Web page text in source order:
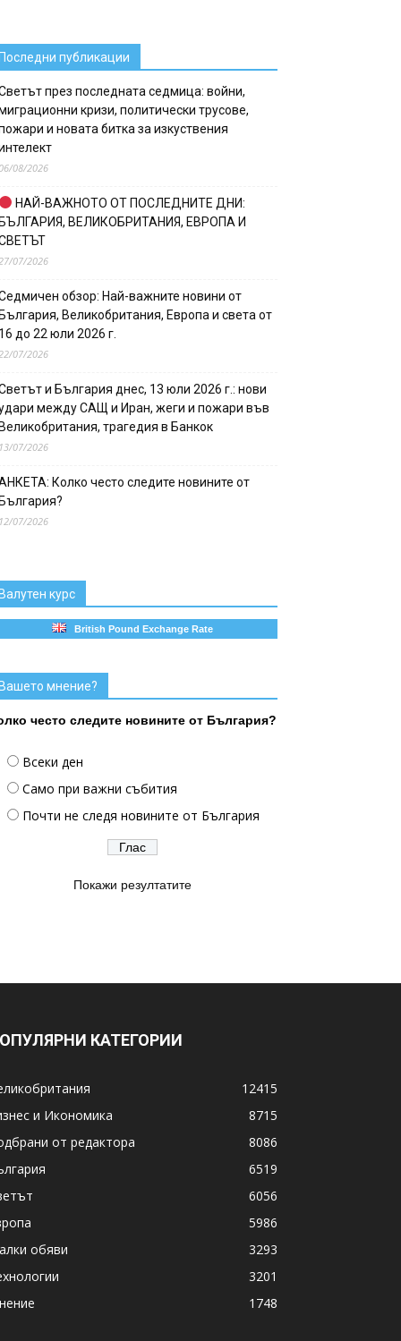
публикации
през последната седмица: войни,
кризи, политически трусове,
и новата битка за изкуствения
08/2026
НАЙ-ВАЖНОТО ОТ ПОСЛЕДНИТЕ ДНИ:
ВЕЛИКОБРИТАНИЯ, ЕВРОПА И
07/2026
обзор: Най-важните новини от
Великобритания, Европа и света от
до 22 юли 2026 г.
07/2026
и България днес, 13 юли 2026 г.: нови
между САЩ и Иран, жеги и пожари във
трагедия в Банкок
07/2026
Колко често следите новините от
07/2026
курс
British Pound Exchange Rate
мнение?
често следите новините от България?
Всеки ден
Само при важни събития
Почти не следя новините от България
Покажи резултатите
КАТЕГОРИИ
12415
и Икономика
8715
от редактора
8086
6519
6056
5986
обяви
3293
3201
1748